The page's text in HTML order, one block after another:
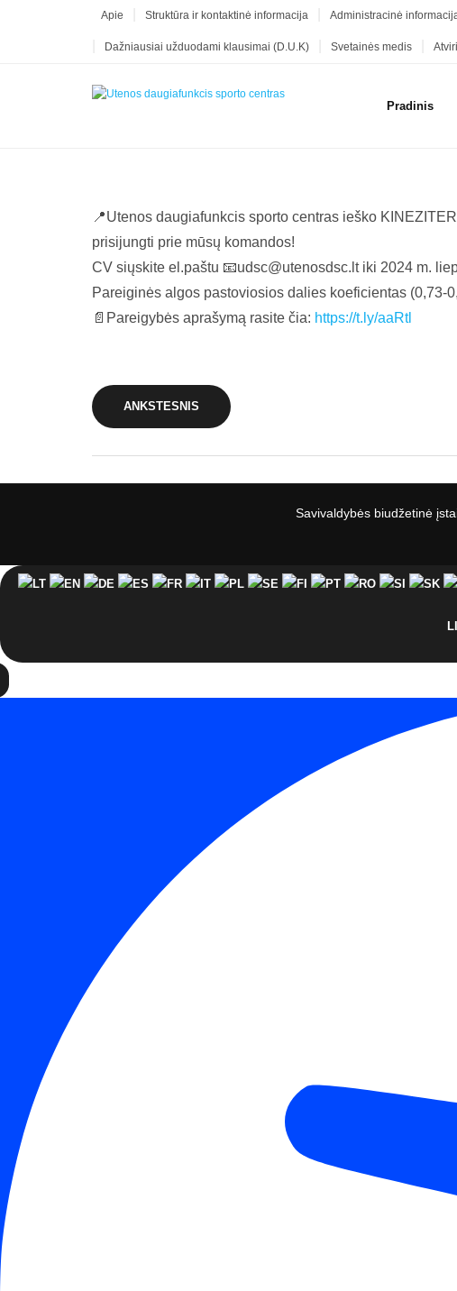
Apie Struktūra ir kontaktinė informacija Administracinė
Dažniausiai užduodami klausimai (D.U.K) Svetainės medis
Pradinis
📍Utenos daugiafunkcis sporto centras ieško
prisijungti prie mūsų komandos!
CV siųskite el.paštu 📧udsc@utenosdsc.lt iki 2024 m.
Pareiginės algos pastoviosios dalies koeficientas (0,73-
📄Pareigybės aprašymą rasite čia: https://t.ly/aaRtl
ANKSTESNIS
Savivaldybės biudžetinė